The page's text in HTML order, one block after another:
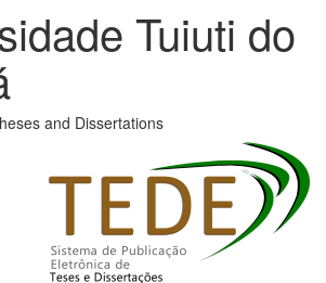
Tuiuti do
and Dissertations